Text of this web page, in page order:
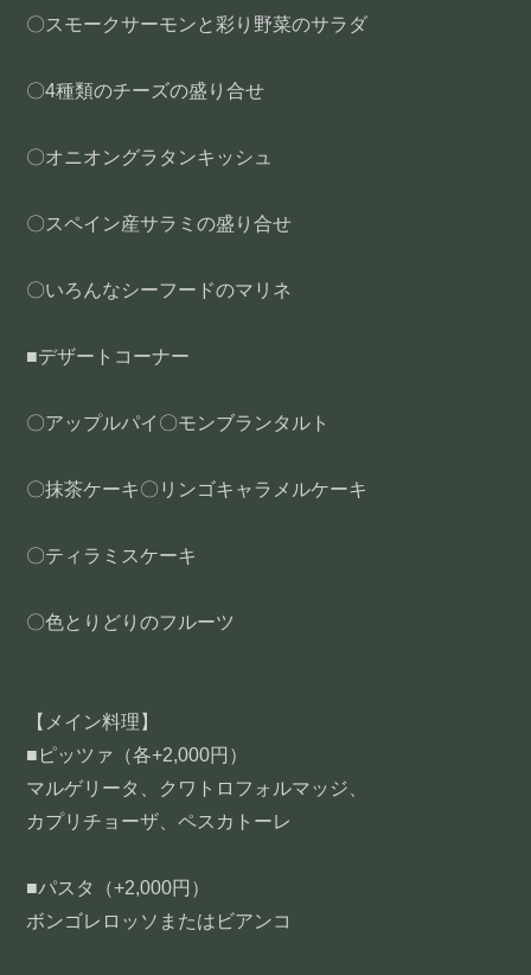
〇スモークサーモンと彩り野菜のサラダ
〇4種類のチーズの盛り合せ
〇オニオングラタンキッシュ
〇スペイン産サラミの盛り合せ
〇いろんなシーフードのマリネ
■デザートコーナー
〇アップルパイ〇モンブランタルト
〇抹茶ケーキ〇リンゴキャラメルケーキ
〇ティラミスケーキ
〇色とりどりのフルーツ
【メイン料理】
■ピッツァ（各+2,000円）
マルゲリータ、クワトロフォルマッジ、
カプリチョーザ、ペスカトーレ
■パスタ（+2,000円）
ボンゴレロッソまたはビアンコ